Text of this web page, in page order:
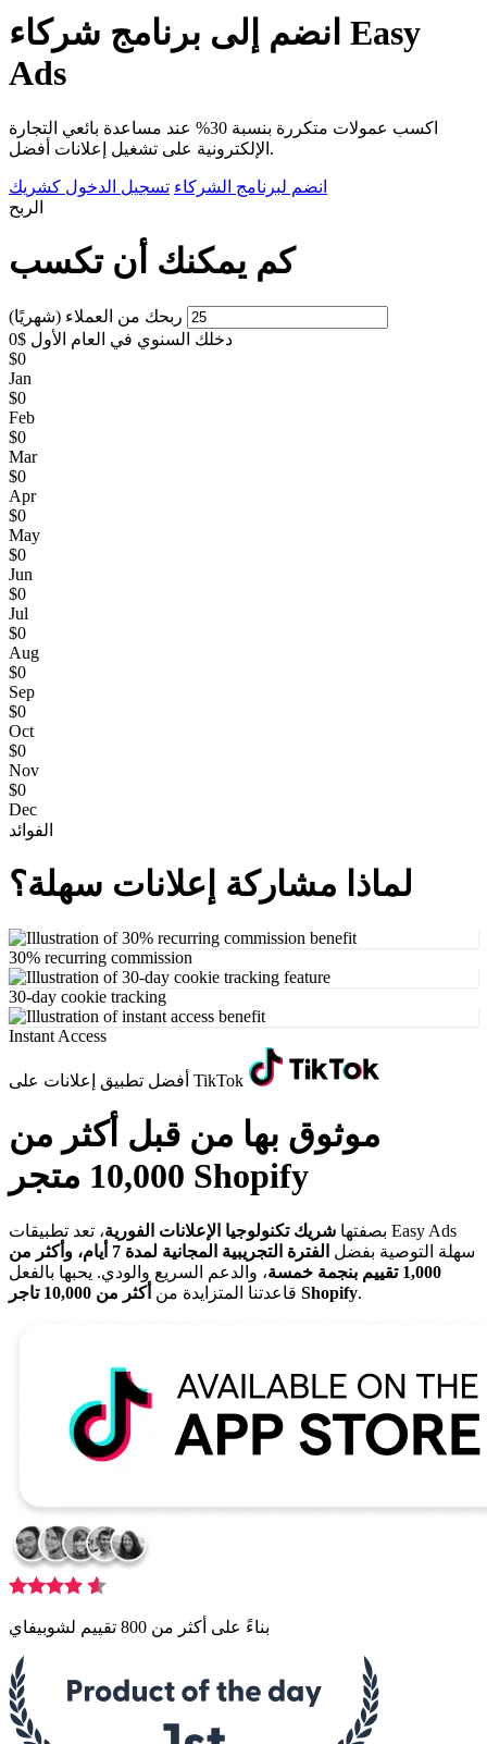
Easy
Ads
اكسب عمولات متكررة بنسبة 30% عند مساعدة بائعي التجارة
الإلكترونية على تشغيل إعلانات أفضل.
انضم لبرنامج الشركاء تسجيل الدخول كشريك
الربح
كم يمكنك أن تكسب
ربحك من العملاء (شهريًا)
دخلك السنوي في العام الأول $0
$0
Jan
$0
Feb
$0
Mar
$0
Apr
$0
May
$0
Jun
$0
Jul
$0
Aug
$0
Sep
$0
Oct
$0
Nov
$0
Dec
الفوائد
لماذا مشاركة إعلانات سهلة؟
30% recurring commission
30-day cookie tracking
Instant Access
أفضل تطبيق إعلانات على TikTok
موثوق بها من قبل أكثر من
10,000 متجر Shopify
بصفتها شريك تكنولوجيا الإعلانات الفورية، تعد تطبيقات Easy Ads
سهلة التوصية بفضل
الفترة التجريبية المجانية لمدة 7 أيام، وأكثر من
1,000 تقييم بنجمة خمسة
، والدعم السريع والودي. يحبها بالفعل
قاعدتنا المتزايدة من أكثر من 10,000 تاجر Shopify.
بناءً على أكثر من 800 تقييم لشوبيفاي